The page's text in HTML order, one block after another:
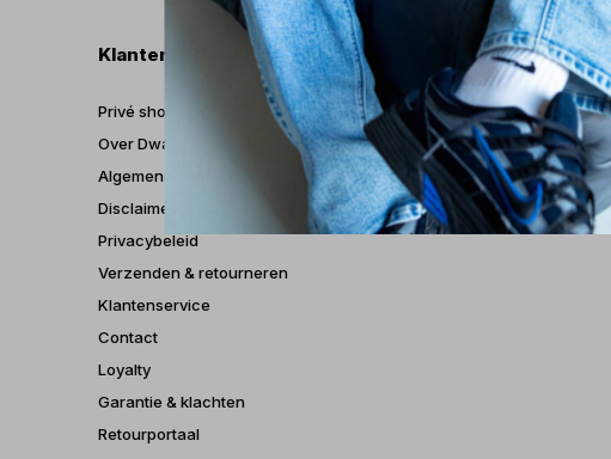
Klantenservice
Privé shoppen
Over Dwarz
Algemene voorwaarden
Disclaimer
Privacybeleid
Verzenden & retourneren
Klantenservice
Contact
Loyalty
Garantie & klachten
Retourportaal
Mijn account
Registreren
Mijn bestellingen
Mijn tickets
Mijn verlanglijst